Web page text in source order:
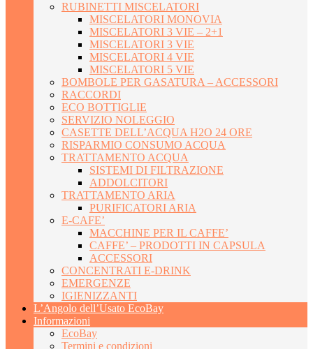
RUBINETTI MISCELATORI
MISCELATORI MONOVIA
MISCELATORI 3 VIE – 2+1
MISCELATORI 3 VIE
MISCELATORI 4 VIE
MISCELATORI 5 VIE
BOMBOLE PER GASATURA – ACCESSORI
RACCORDI
ECO BOTTIGLIE
SERVIZIO NOLEGGIO
CASETTE DELL’ACQUA H2O 24 ORE
RISPARMIO CONSUMO ACQUA
TRATTAMENTO ACQUA
SISTEMI DI FILTRAZIONE
ADDOLCITORI
TRATTAMENTO ARIA
PURIFICATORI ARIA
E-CAFE’
MACCHINE PER IL CAFFE’
CAFFE’ – PRODOTTI IN CAPSULA
ACCESSORI
CONCENTRATI E-DRINK
EMERGENZE
IGIENIZZANTI
L’Angolo dell’Usato EcoBay
Informazioni
EcoBay
Termini e condizioni